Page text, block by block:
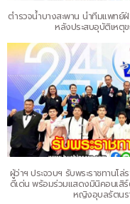
ตำรวจน้ำบางสะพาน นำทีมแพทย์
หลังประสบอุบัติเหตุ
ผู้ว่าฯ ประจวบฯ รับพระราชทานโล่
ดีเด่น พร้อมร่วมแสดงมินิคอนเสิ
หญิงอุบลรัตน